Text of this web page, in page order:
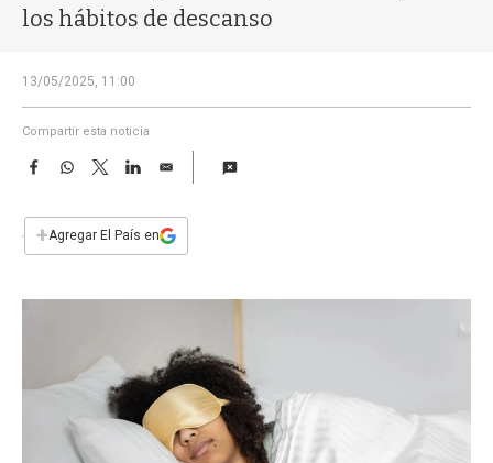
los hábitos de descanso
13/05/2025, 11:00
Compartir esta noticia
F
e
b
W
s
T
w
t
L
E
i
l
+Agregar El País en